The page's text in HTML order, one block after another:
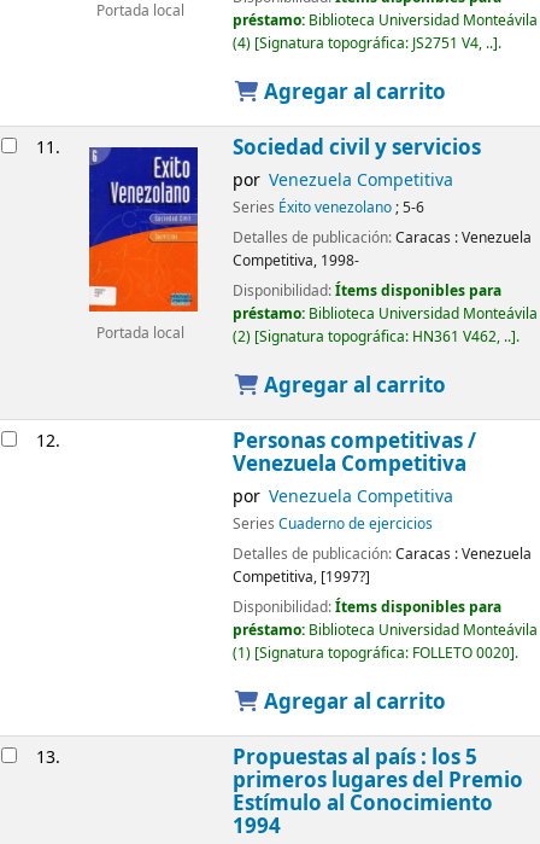
Portada local
préstamo: Biblioteca Universidad Monteávila
(4) Signatura topográfica: JS2751 V4, .. .
Agregar al carrito
11.
Portada local
Sociedad civil y servicios
por Venezuela Competitiva
Series Éxito venezolano; 5-6
Detalles de publicación:Caracas :Venezuela
Competitiva, 1998-
Disponibilidad:Ítems disponibles para
préstamo: Biblioteca Universidad Monteávila
(2) Signatura topográfica: HN361 V462, .. .
Agregar al carrito
12. Personas competitivas /
Venezuela Competitiva
por Venezuela Competitiva
Series Cuaderno de ejercicios
Detalles de publicación:Caracas :Venezuela
Competitiva, [1997?]
Disponibilidad:Ítems disponibles para
préstamo: Biblioteca Universidad Monteávila
(1) Signatura topográfica: FOLLETO 0020 .
Agregar al carrito
13. Propuestas al país : los 5
primeros lugares del Premio
Estímulo al Conocimiento
1994